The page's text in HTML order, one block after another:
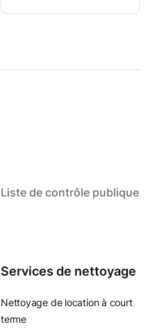
Liste de contrôle publique
Services de nettoyage
Nettoyage de location à court
terme